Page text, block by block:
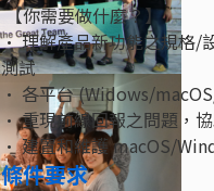
【你需要做什麼？】
• 理解產品新功能之規格/
測試
• 各平台 (Widows/
• 重現前線回報之問題，
• 建置和維護 macOS/
條件要求